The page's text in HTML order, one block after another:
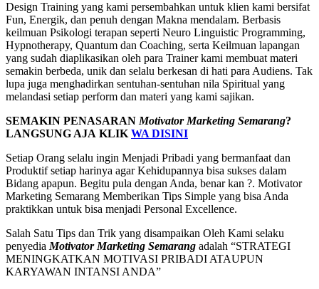
Design Training yang kami persembahkan untuk klien kami bersifat
Fun, Energik, dan penuh dengan Makna mendalam. Berbasis
keilmuan Psikologi terapan seperti Neuro Linguistic Programming,
Hypnotherapy, Quantum dan Coaching, serta Keilmuan lapangan
yang sudah diaplikasikan oleh para Trainer kami membuat materi
semakin berbeda, unik dan selalu berkesan di hati para Audiens. Tak
lupa juga menghadirkan sentuhan-sentuhan nila Spiritual yang
melandasi setiap perform dan materi yang kami sajikan.
SEMAKIN PENASARAN Motivator Marketing Semarang?
LANGSUNG AJA KLIK WA DISINI
Setiap Orang selalu ingin Menjadi Pribadi yang bermanfaat dan
Produktif setiap harinya agar Kehidupannya bisa sukses dalam
Bidang apapun. Begitu pula dengan Anda, benar kan ?. Motivator
Marketing Semarang Memberikan Tips Simple yang bisa Anda
praktikkan untuk bisa menjadi Personal Excellence.
Salah Satu Tips dan Trik yang disampaikan Oleh Kami selaku
penyedia Motivator Marketing Semarang adalah “STRATEGI
MENINGKATKAN MOTIVASI PRIBADI ATAUPUN
KARYAWAN INTANSI ANDA”